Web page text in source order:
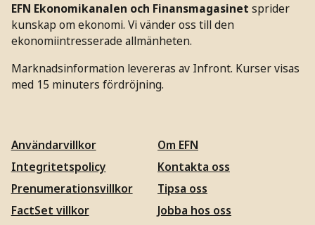
EFN Ekonomikanalen och Finansmagasinet sprider
kunskap om ekonomi. Vi vänder oss till den
ekonomiintresserade allmänheten.
Marknadsinformation levereras av Infront. Kurser visas
med 15 minuters fördröjning.
Användarvillkor
Integritetspolicy
Prenumerationsvillkor
FactSet villkor
Om EFN
Kontakta oss
Tipsa oss
Jobba hos oss